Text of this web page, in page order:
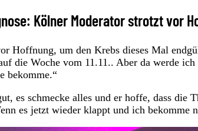
Kölner Moderator strotzt vor
Hoffnung, um den Krebs dieses Mal
die Woche vom 11.11.. Aber da werde
bekomme.“
es schmecke alles und er hoffe, dass die
es jetzt wieder klappt und ich bekomme